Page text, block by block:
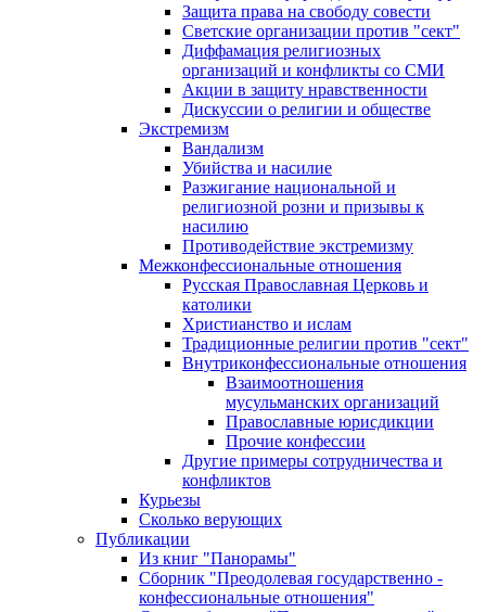
Защита права на свободу совести
Светские организации против "сект"
Диффамация религиозных
организаций и конфликты со СМИ
Акции в защиту нравственности
Дискуссии о религии и обществе
Экстремизм
Вандализм
Убийства и насилие
Разжигание национальной и
религиозной розни и призывы к
насилию
Противодействие экстремизму
Межконфессиональные отношения
Русская Православная Церковь и
католики
Христианство и ислам
Традиционные религии против "сект"
Внутриконфессиональные отношения
Взаимоотношения
мусульманских организаций
Православные юрисдикции
Прочие конфессии
Другие примеры сотрудничества и
конфликтов
Курьезы
Сколько верующих
Публикации
Из книг "Панорамы"
Сборник "Преодолевая государственно -
конфессиональные отношения"